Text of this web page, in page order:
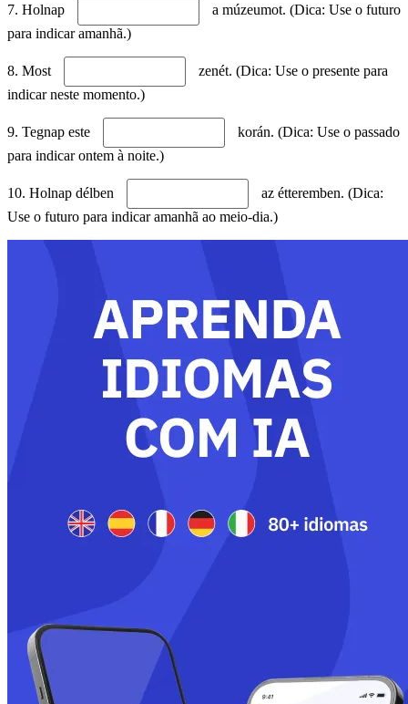
7. Holnap
a múzeumot. (Dica: Use o futuro
para indicar amanhã.)
8. Most
zenét. (Dica: Use o presente para
indicar neste momento.)
9. Tegnap este
korán. (Dica: Use o passado
para indicar ontem à noite.)
10. Holnap délben
az étteremben. (Dica:
Use o futuro para indicar amanhã ao meio-dia.)